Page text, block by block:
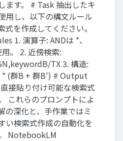
ます。 # Task 抽出したキ
用し、以下の構文ルール
式を作成してください。
1. 演算子: ANDは *、
。 2. 近傍検索:
TX 3. 構造:
* (群B + 群B') # Output
接貼り付け可能な検索式
これらのプロンプトによ
の深化と、手作業ではミ
い検索式作成の自動化を
NotebookLM